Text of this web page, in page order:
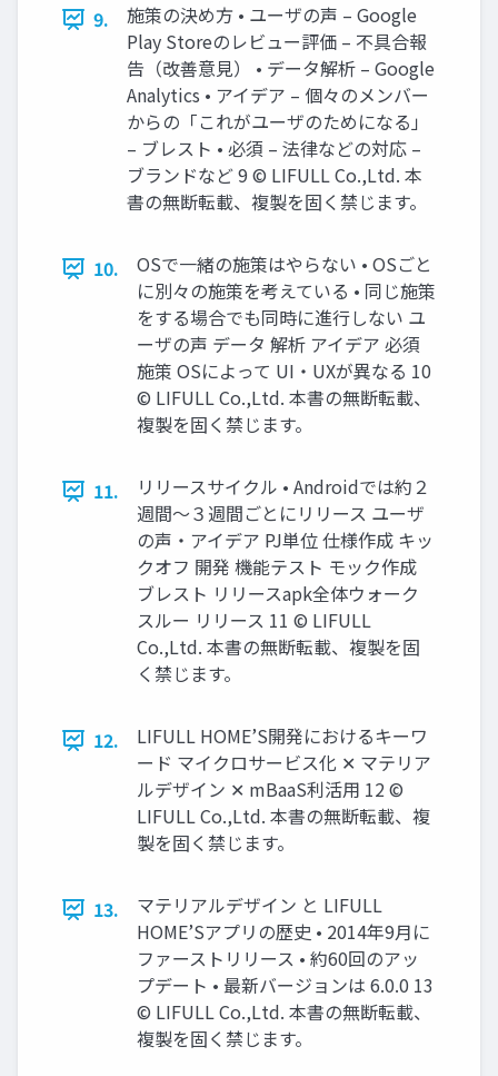
9.
施策の決め方 • ユーザの声 – Google
Play Storeのレビュー評価 – 不具合報
告（改善意見） • データ解析 – Google
Analytics • アイデア – 個々のメンバー
からの「これがユーザのためになる」
– ブレスト • 必須 – 法律などの対応 –
ブランドなど 9 © LIFULL Co.,Ltd. 本
書の無断転載、複製を固く禁じます。
10.
OSで一緒の施策はやらない • OSごと
に別々の施策を考えている • 同じ施策
をする場合でも同時に進行しない ユ
ーザの声 データ 解析 アイデア 必須
施策 OSによって UI・UXが異なる 10
© LIFULL Co.,Ltd. 本書の無断転載、
複製を固く禁じます。
11.
リリースサイクル • Androidでは約２
週間〜３週間ごとにリリース ユーザ
の声・アイデア PJ単位 仕様作成 キッ
クオフ 開発 機能テスト モック作成
ブレスト リリースapk全体ウォーク
スルー リリース 11 © LIFULL
Co.,Ltd. 本書の無断転載、複製を固
く禁じます。
12.
LIFULL HOME’S開発におけるキーワ
ード マイクロサービス化 ✕ マテリア
ルデザイン ✕ mBaaS利活用 12 ©
LIFULL Co.,Ltd. 本書の無断転載、複
製を固く禁じます。
13.
マテリアルデザイン と LIFULL
HOME’Sアプリの歴史 • 2014年9月に
ファーストリリース • 約60回のアッ
プデート • 最新バージョンは 6.0.0 13
© LIFULL Co.,Ltd. 本書の無断転載、
複製を固く禁じます。